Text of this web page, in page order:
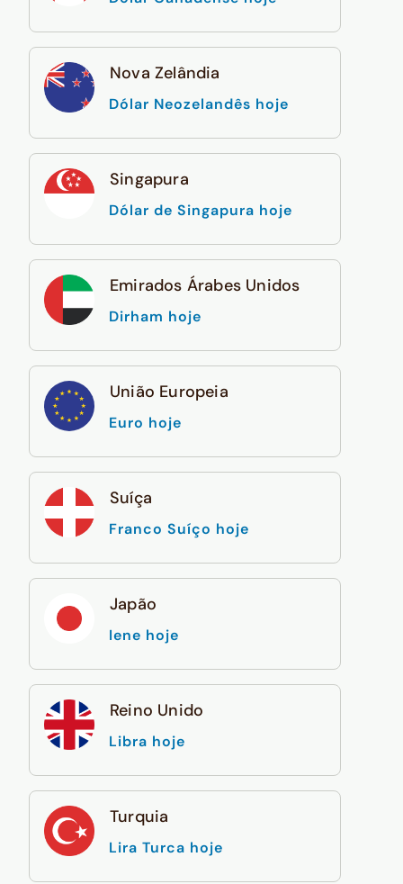
Nova Zelândia
Dólar Neozelandês hoje
Singapura
Dólar de Singapura hoje
Emirados Árabes Unidos
Dirham hoje
União Europeia
Euro hoje
Suíça
Franco Suíço hoje
Japão
Iene hoje
Reino Unido
Libra hoje
Turquia
Lira Turca hoje